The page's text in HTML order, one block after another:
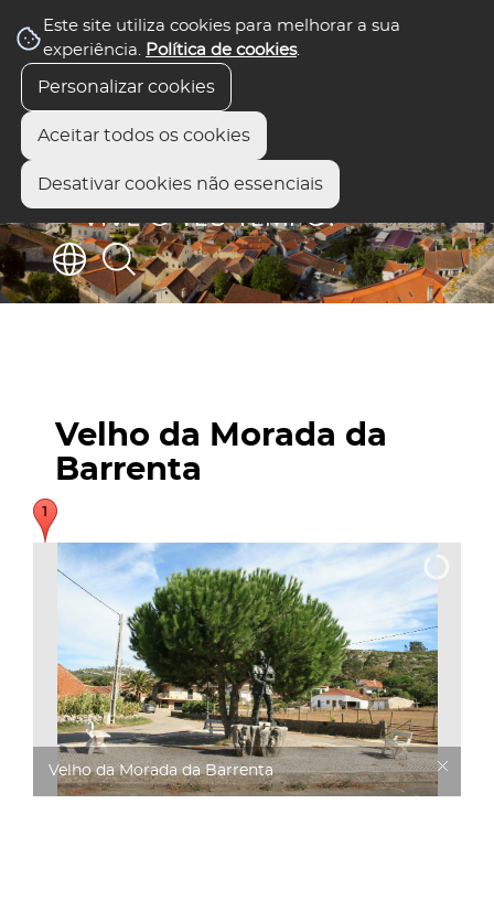
Este site utiliza cookies para melhorar a sua
experiência. Política de cookies.
Personalizar cookies
Aceitar todos os cookies
Desativar cookies não essenciais
Velho da Morada da
Barrenta
Velho da Morada da Barrenta